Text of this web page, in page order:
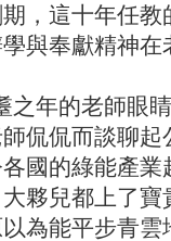
，這十年任教
與奉獻精神
年的老師眼
侃侃而談聊起
國的綠能產
夥兒都上了
為能平步青雲